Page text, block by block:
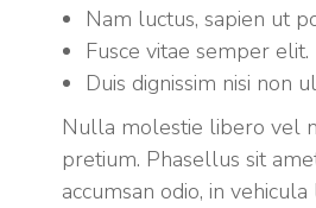
Nam luctus, sapien ut
Fusce vitae semper elit.
Duis dignissim nisi non
Nulla molestie libero vel
pretium. Phasellus sit
accumsan odio, in